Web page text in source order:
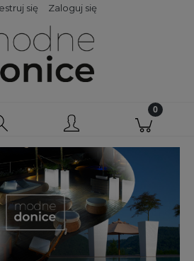
się Zaloguj się